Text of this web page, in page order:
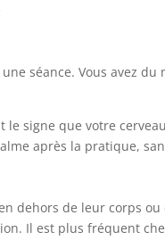
séance. Vous avez du
signe que votre
après la pratique,
dehors de leur corps
Il est plus fréquent